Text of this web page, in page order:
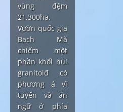
vùng đệm
21.300ha.
Vườn quốc gia
Bạch Mã
chiếm một
phần khối núi
granitoiđ có
phương á vĩ
tuyến và án
ngữ ở phía